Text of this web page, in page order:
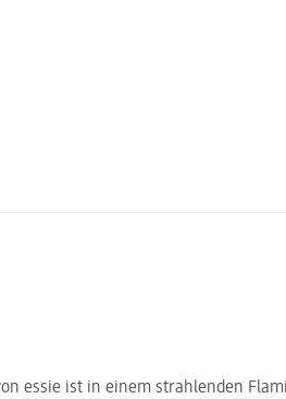
essie ist in einem strahlenden